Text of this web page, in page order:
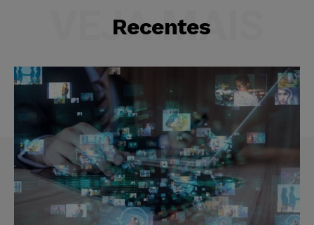
Recentes
VEJA MAIS